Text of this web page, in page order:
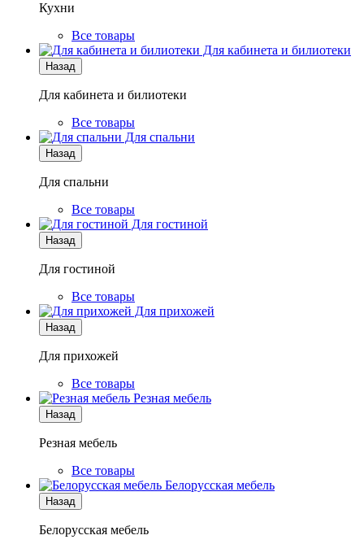
Кухни
Все товары
Для кабинета и билиотеки
Назад
Для кабинета и билиотеки
Все товары
Для спальни
Назад
Для спальни
Все товары
Для гостиной
Назад
Для гостиной
Все товары
Для прихожей
Назад
Для прихожей
Все товары
Резная мебель
Назад
Резная мебель
Все товары
Белорусская мебель
Назад
Белорусская мебель